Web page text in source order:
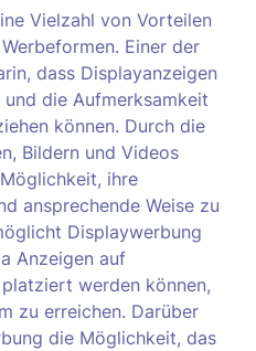
Vielzahl von Vorteilen
Einer der
dass Displayanzeigen
die Aufmerksamkeit
können. Durch die
Bildern und Videos
ihre
ansprechende Weise zu
Displaywerbung
Anzeigen auf
werden können,
zu erreichen. Darüber
die Möglichkeit, das